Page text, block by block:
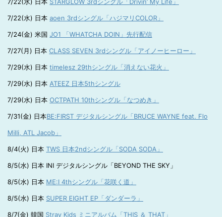
7/22(水) 日本 aoen 3rdシングル「ハジマリCOLOR」
7/24(金) 米国 JO1 「WHATCHA DOIN」先行配信
7/27(月) 日本 CLASS SEVEN 3rdシングル「アイノーヒーロー」
7/29(水) 日本 timelesz 29thシングル「消えない花火」
7/29(水) 日本 ATEEZ 日本5thシングル
7/29(水) 日本 OCTPATH 10thシングル「なつめき」
7/31(金) 日本BE:FIRST デジタルシングル「BRUCE WAYNE feat. Flo
Milli, ATL Jacob」
8/4(火) 日本 TWS 日本2ndシングル「SODA SODA」
8/5(水) 日本 INI デジタルシングル「BEYOND THE SKY」
8/5(水) 日本 ME:I 4thシングル「花咲く道」
8/5(水) 日本 SUPER EIGHT EP「ダンダーラ」
8/7(金) 韓国 Stray Kids ミニアルバム「THIS ＆ THAT」